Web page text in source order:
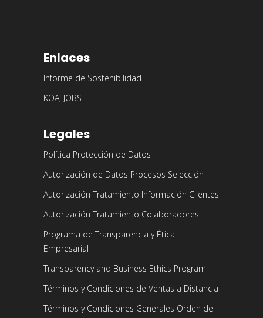
Enlaces
Informe de Sostenibilidad
KOAJ JOBS
Legales
Política Protección de Datos
Autorización de Datos Procesos Selección
Autorización Tratamiento Información Clientes
Autorización Tratamiento Colaboradores
Programa de Transparencia y Ética
Empresarial
Transparency and Business Ethics Program
Términos y Condiciones de Ventas a Distancia
Términos y Condiciones Generales Orden de